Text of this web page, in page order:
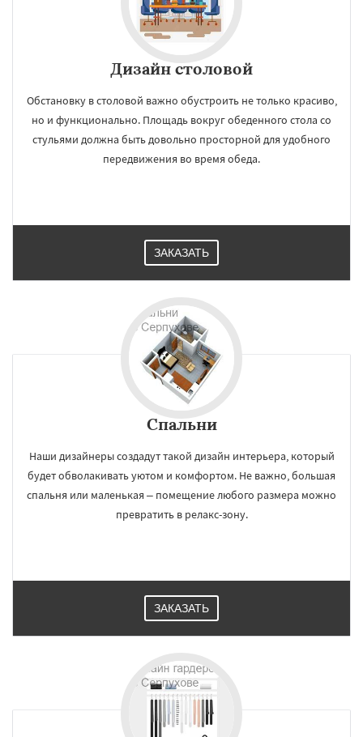
Работаем по
Солнечногорск Купавна
Ступино
Талдом Фрязино Химки Хотьково
Черноголовка Чехов Шатура Щелково
Электрогорск Электросталь
Яхрома Андреево
Бобров
Лесной Городок Лопатино
Менделеевск
Михнево
Дизайн cтоловой
Обстановку в столовой важно обустроить не только красиво,
но и функционально. Площадь вокруг обеденного стола со
стульями должна быть довольно просторной для удобного
передвижения во время обеда.
ЗАКАЗАТЬ
Спальни
Наши дизайнеры создадут такой дизайн интерьера, который
будет обволакивать уютом и комфортом. Не важно, большая
спальня или маленькая – помещение любого размера можно
превратить в релакс-зону.
ЗАКАЗАТЬ
УЗНАТЬ ПОДРОБНЕЕ